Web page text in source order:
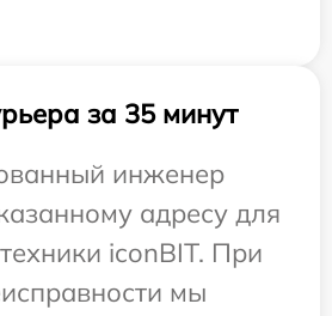
за 35 минут
инженер
адресу для
iconBIT. При
мы